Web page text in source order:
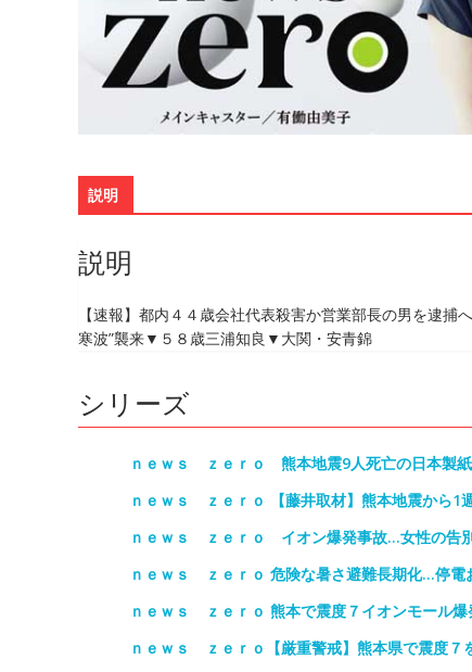
説明
説明
【速報】都内４４歳会社代表殺害か営業部長の男を逮
寒波”襲来▼５８歳三浦知良▼大関・安青錦
シリーズ
ｎｅｗｓ ｚｅｒｏ 熊本地震9人死亡の日本製
ｎｅｗｓ ｚｅｒｏ 【藤井取材】熊本地震から1
ｎｅｗｓ ｚｅｒｏ イオン爆発事故…女性の告
ｎｅｗｓ ｚｅｒｏ 危険な暑さ避難長期化…停電
ｎｅｗｓ ｚｅｒｏ 熊本で震度７イオンモール
ｎｅｗｓ ｚｅｒｏ【厳重警戒】熊本県で震度７